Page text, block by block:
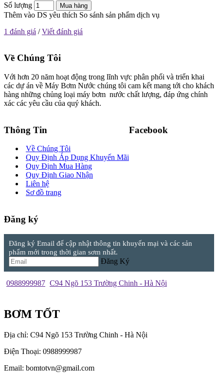
Số lượng Mua hàng
Thêm vào DS yêu thích So sánh sản phẩm dịch vụ
1 đánh giá /Viết đánh giá
Về Chúng Tôi
Với hơn 20 năm hoạt động trong lĩnh vực phân phối và triển khai
các dự án về Máy Bơm Nước chúng tôi cam kết mang tới cho khách
hàng những chủng loại máy bơm nước chất lượng, đáp ứng chính
xác các yêu cầu của quý khách.
Thông Tin
Về Chúng Tôi
Quy Định Áp Dụng Khuyến Mãi
Quy Định Mua Hàng
Quy Định Giao Nhận
Liên hệ
Sơ đồ trang
Facebook
Đăng ký
Đăng ký Email để cập nhật thông tin khuyến mại và các sản
phẩm mới trong thời gian sơm nhất.
Đăng Ký
0988999987 C94 Ngõ 153 Trường Chinh - Hà Nội
BƠM TỐT
Địa chỉ: C94 Ngõ 153 Trường Chinh - Hà Nội
Điện Thoại: 0988999987
Email: bomtotvn@gmail.com